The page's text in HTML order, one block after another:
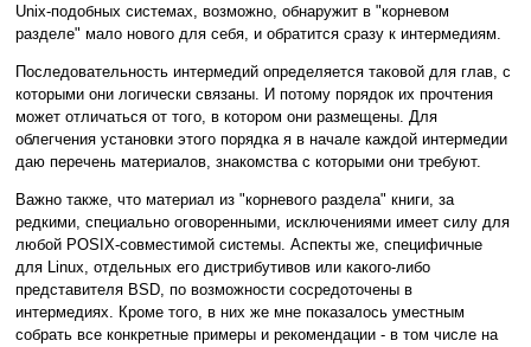
Unix-подобных системах, возможно, обнаружит в "корневом
разделе" мало нового для себя, и обратится сразу к интермедиям.
Последовательность интермедий определяется таковой для глав, с
которыми они логически связаны. И потому порядок их прочтения
может отличаться от того, в котором они размещены. Для
облегчения установки этого порядка я в начале каждой интермедии
даю перечень материалов, знакомства с которыми они требуют.
Важно также, что материал из "корневого раздела" книги, за
редкими, специально оговоренными, исключениями имеет силу для
любой POSIX-совместимой системы. Аспекты же, специфичные
для Linux, отдельных его дистрибутивов или какого-либо
представителя BSD, по возможности сосредоточены в
интермедиях. Кроме того, в них же мне показалось уместным
собрать все конкретные примеры и рекомендации - в том числе на